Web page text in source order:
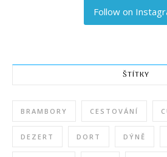
Follow on
ŠTÍTKY
BRAMBORY CESTOVÁNÍ
DEZERT DORT DÝNĚ